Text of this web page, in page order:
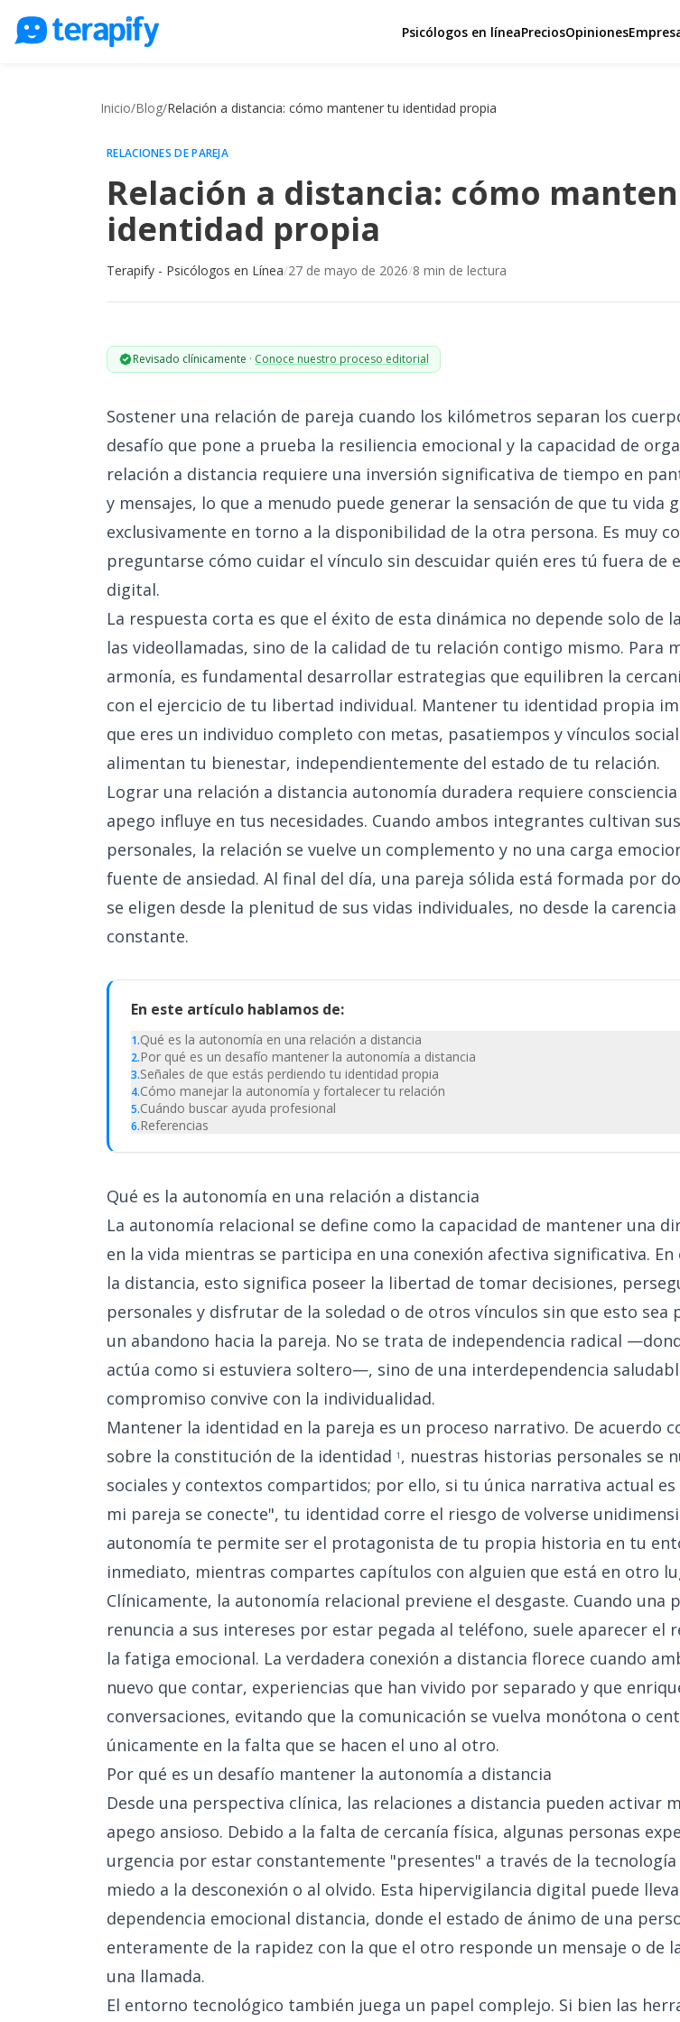
Psicólogos en líneaPreciosOpiniones
Preguntas frecuentes
Trabaja con nosotros
Inicio/Blog/Relación a distancia: cómo mantener tu identidad propia
RELACIONES DE PAREJA
Relación a distancia: cómo
identidad propia
Terapify - Psicólogos en Línea/27 de mayo de 2026/8 min de lectura
Revisado clínicamente · Conoce nuestro proceso editorial
Sostener una relación de pareja cuando los kilómetros separan los
desafío que pone a prueba la resiliencia emocional y la capacidad de
relación a distancia requiere una inversión significativa de tiempo en
y mensajes, lo que a menudo puede generar la sensación de que tu vida
exclusivamente en torno a la disponibilidad de la otra persona. Es muy
preguntarse cómo cuidar el vínculo sin descuidar quién eres tú fuera de
digital.
La respuesta corta es que el éxito de esta dinámica no depende solo de
las videollamadas, sino de la calidad de tu relación contigo mismo. Para
armonía, es fundamental desarrollar estrategias que equilibren la
con el ejercicio de tu libertad individual. Mantener tu identidad propia
que eres un individuo completo con metas, pasatiempos y vínculos
alimentan tu bienestar, independientemente del estado de tu relación.
Lograr una relación a distancia autonomía duradera requiere
apego influye en tus necesidades. Cuando ambos integrantes cultivan
personales, la relación se vuelve un complemento y no una carga
fuente de ansiedad. Al final del día, una pareja sólida está formada por
se eligen desde la plenitud de sus vidas individuales, no desde la
constante.
En este artículo hablamos de:
1.Qué es la autonomía en una relación a distancia
2.Por qué es un desafío mantener la autonomía a distancia
3.Señales de que estás perdiendo tu identidad propia
4.Cómo manejar la autonomía y fortalecer tu relación
5.Cuándo buscar ayuda profesional
6.Referencias
Qué es la autonomía en una relación a distancia
La autonomía relacional se define como la capacidad de mantener una
en la vida mientras se participa en una conexión afectiva significativa.
la distancia, esto significa poseer la libertad de tomar decisiones,
personales y disfrutar de la soledad o de otros vínculos sin que esto sea
un abandono hacia la pareja. No se trata de independencia radical
actúa como si estuviera soltero—, sino de una interdependencia
compromiso convive con la individualidad.
Mantener la identidad en la pareja es un proceso narrativo. De acuerdo
sobre la constitución de la identidad 1 , nuestras historias personales se
sociales y contextos compartidos; por ello, si tu única narrativa actual es
mi pareja se conecte", tu identidad corre el riesgo de volverse
autonomía te permite ser el protagonista de tu propia historia en tu
inmediato, mientras compartes capítulos con alguien que está en otro
Clínicamente, la autonomía relacional previene el desgaste. Cuando una
renuncia a sus intereses por estar pegada al teléfono, suele aparecer el
la fatiga emocional. La verdadera conexión a distancia florece cuando
nuevo que contar, experiencias que han vivido por separado y que
conversaciones, evitando que la comunicación se vuelva monótona o
únicamente en la falta que se hacen el uno al otro.
Por qué es un desafío mantener la autonomía a distancia
Desde una perspectiva clínica, las relaciones a distancia pueden activar
apego ansioso. Debido a la falta de cercanía física, algunas personas
urgencia por estar constantemente "presentes" a través de la
miedo a la desconexión o al olvido. Esta hipervigilancia digital puede
dependencia emocional distancia, donde el estado de ánimo de una
enteramente de la rapidez con la que el otro responde un mensaje o de
una llamada.
El entorno tecnológico también juega un papel complejo. Si bien las